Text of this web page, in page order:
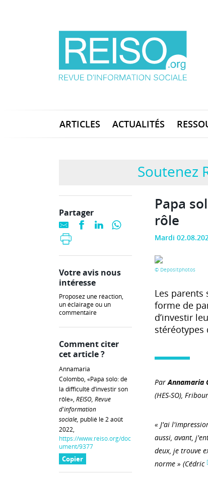
ARTICLES ACTUALITÉS
Soutenez
Papa
rôle
Mardi
© Depositphotos
Les parents
forme de
d’investir
stéréotypes
ParAnnamaria
(HES-SO),
« J'ai
aussi, avant,
deux, je trouve
norme » (Cédric
Partager
Votre avis nous
intéresse
Proposez une réaction,
un éclairage ou un
commentaire
Comment citer
cet article ?
Annamaria
Colombo, «Papa solo: de
la difficulté d’investir son
rôle», REISO, Revue
d'information
sociale, publié le 2 août
2022,
https://www.reiso.org/doc
ument/9377
Copier